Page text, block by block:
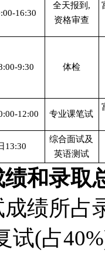
16:30
全天报到,
资格审查
9:30 体检
12:00 专业课笔试
13:30
综合面试及
英语测试
绩和录取
绩所占
试(占